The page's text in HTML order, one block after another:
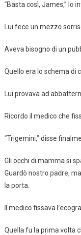
“Basta così, James,” lo
Lui fece un mezzo
Aveva bisogno di un
Quello era lo schema di
Lui provava ad
Ricordo il medico che
“Trigemini,” disse
Gli occhi di mamma si
Guardò nostro padre,
la porta.
Il medico fissava
Quella fu la prima volta